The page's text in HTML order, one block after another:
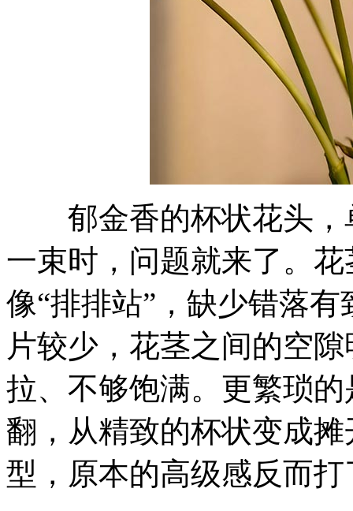
郁金香的杯状花头，
一束时，问题就来了。
像“排排站”，缺少错落
片较少，花茎之间的空
拉、不够饱满。更繁琐
翻，从精致的杯状变成
型，原本的高级感反而